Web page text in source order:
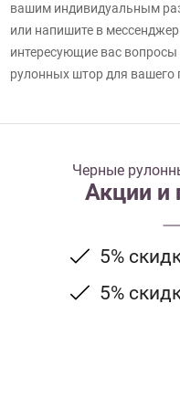
вашим индивидуальным
или напишите в
интересующие вас вопросы
рулонных штор для вашего
Черные
Акции и
5%
5%